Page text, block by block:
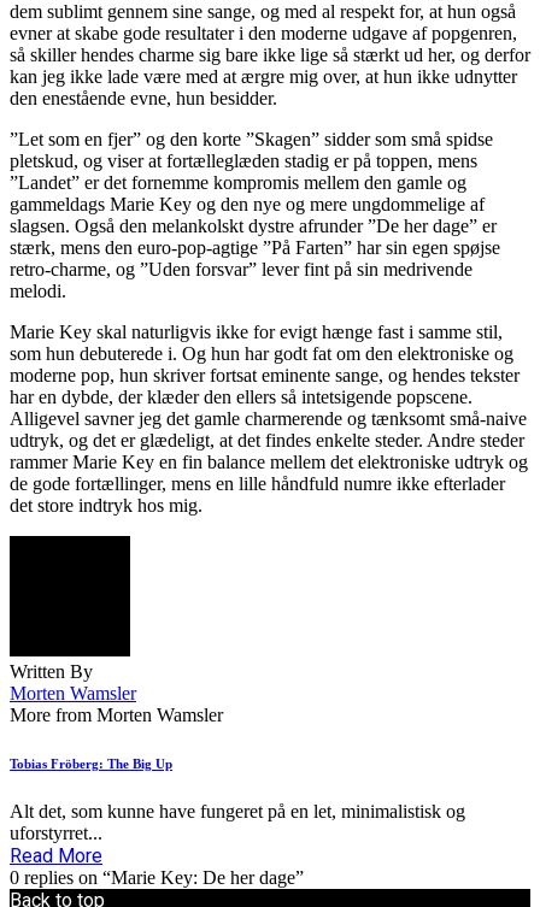
dem sublimt gennem sine sange, og med al respekt for, at hun også
evner at skabe gode resultater i den moderne udgave af popgenren,
så skiller hendes charme sig bare ikke lige så stærkt ud her, og derfor
kan jeg ikke lade være med at ærgre mig over, at hun ikke udnytter
den enestående evne, hun besidder.
”Let som en fjer” og den korte ”Skagen” sidder som små spidse
pletskud, og viser at fortælleglæden stadig er på toppen, mens
”Landet” er det fornemme kompromis mellem den gamle og
gammeldags Marie Key og den nye og mere ungdommelige af
slagsen. Også den melankolskt dystre afrunder ”De her dage” er
stærk, mens den euro-pop-agtige ”På Farten” har sin egen spøjse
retro-charme, og ”Uden forsvar” lever fint på sin medrivende
melodi.
Marie Key skal naturligvis ikke for evigt hænge fast i samme stil,
som hun debuterede i. Og hun har godt fat om den elektroniske og
moderne pop, hun skriver fortsat eminente sange, og hendes tekster
har en dybde, der klæder den ellers så intetsigende popscene.
Alligevel savner jeg det gamle charmerende og tænksomt små-naive
udtryk, og det er glædeligt, at det findes enkelte steder. Andre steder
rammer Marie Key en fin balance mellem det elektroniske udtryk og
de gode fortællinger, mens en lille håndfuld numre ikke efterlader
det store indtryk hos mig.
Written By
Morten Wamsler
More from Morten Wamsler
Tobias Fröberg: The Big Up
Alt det, som kunne have fungeret på en let, minimalistisk og
uforstyrret...
Read More
0 replies on “Marie Key: De her dage”
Back to top